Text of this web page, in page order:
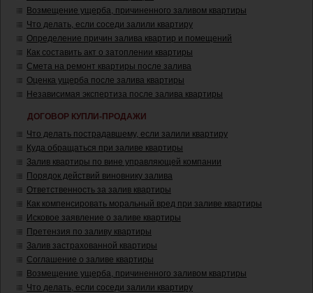
Возмещение ущерба, причиненного заливом квартиры
Что делать, если соседи залили квартиру
Определение причин залива квартир и помещений
Как составить акт о затоплении квартиры
Смета на ремонт квартиры после залива
Оценка ущерба после залива квартиры
Независимая экспертиза после залива квартиры
ДОГОВОР КУПЛИ-ПРОДАЖИ
Что делать пострадавшему, если залили квартиру
Куда обращаться при заливе квартиры
Залив квартиры по вине управляющей компании
Порядок действий виновнику залива
Ответственность за залив квартиры
Как компенсировать моральный вред при заливе квартиры
Исковое заявление о заливе квартиры
Претензия по заливу квартиры
Залив застрахованной квартиры
Соглашение о заливе квартиры
Возмещение ущерба, причиненного заливом квартиры
Что делать, если соседи залили квартиру